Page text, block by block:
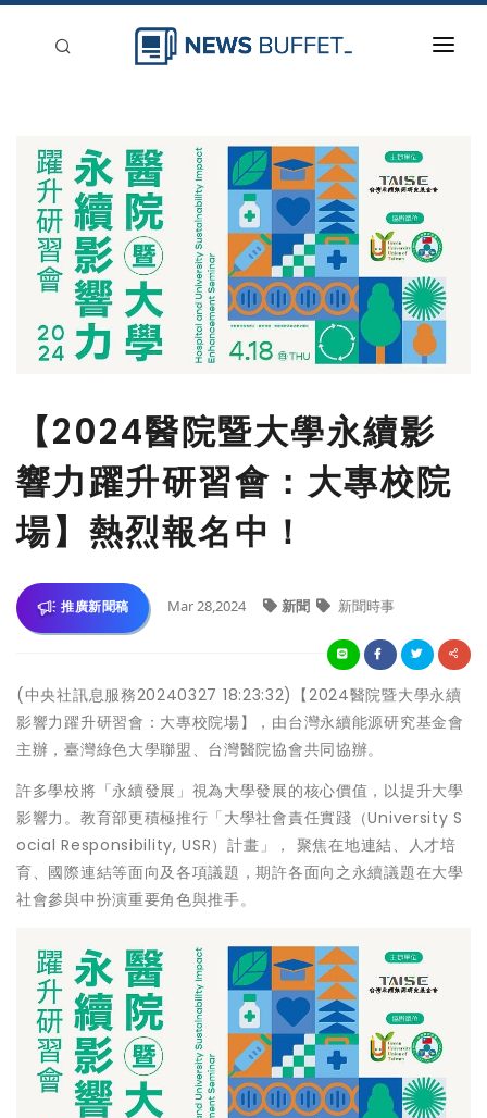
新聞稿分類
登入
刊登
【2024醫院暨大學永續影
響力躍升研習會：大專校院
場】熱烈報名中！
推廣新聞稿 Mar 28,2024 新聞 新聞時事
(中央社訊息服務20240327 18:23:32)【2024醫院暨大學永續
影響力躍升研習會：大專校院場】，由台灣永續能源研究基金會
主辦，臺灣綠色大學聯盟、台灣醫院協會共同協辦。
許多學校將「永續發展」視為大學發展的核心價值，以提升大學
影響力。教育部更積極推行「大學社會責任實踐（University S
ocial Responsibility, USR）計畫」， 聚焦在地連結、人才培
育、國際連結等面向及各項議題，期許各面向之永續議題在大學
社會參與中扮演重要角色與推手。